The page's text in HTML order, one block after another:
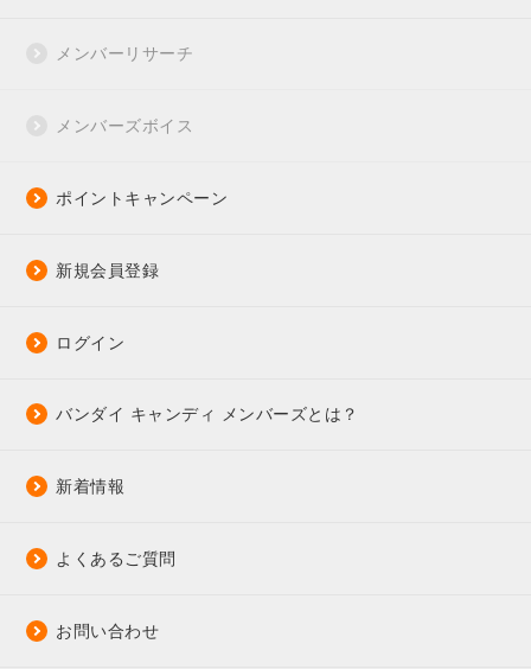
メンバーリサーチ
メンバーズボイス
ポイントキャンペーン
新規会員登録
ログイン
バンダイ キャンディ メンバーズとは？
新着情報
よくあるご質問
お問い合わせ